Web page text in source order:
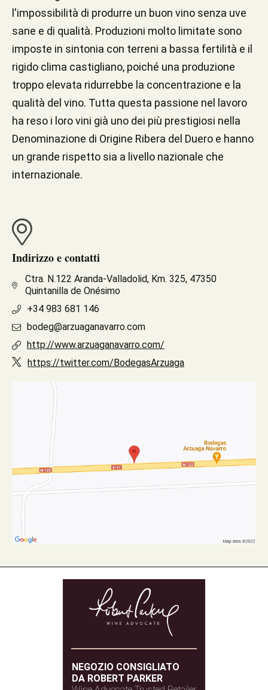
l'impossibilità di produrre un buon vino senza uve
sane e di qualità. Produzioni molto limitate sono
imposte in sintonia con terreni a bassa fertilità e il
rigido clima castigliano, poiché una produzione
troppo elevata ridurrebbe la concentrazione e la
qualità del vino. Tutta questa passione nel lavoro
ha reso i loro vini già uno dei più prestigiosi nella
Denominazione di Origine Ribera del Duero e hanno
un grande rispetto sia a livello nazionale che
internazionale.
Indirizzo e contatti
Ctra. N.122 Aranda-Valladolid, Km. 325, 47350
Quintanilla de Onésimo
+34 983 681 146
bodeg@arzuaganavarro.com
http://www.arzuaganavarro.com/
https://twitter.com/BodegasArzuaga
NEGOZIO CONSIGLIATO
DA ROBERT PARKER